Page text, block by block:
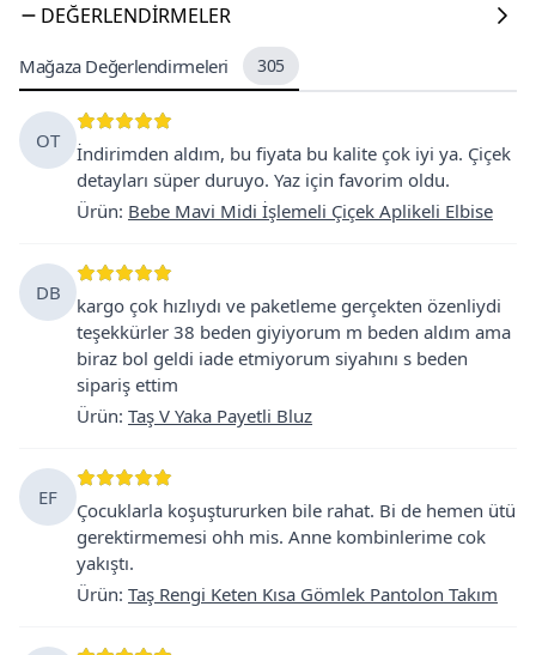
DEĞERLENDIRMELER
Mağaza Değerlendirmeleri 305
OT
İndirimden aldım, bu fiyata bu kalite çok iyi ya. Çiçek
detayları süper duruyo. Yaz için favorim oldu.
Ürün: Bebe Mavi Midi İşlemeli Çiçek Aplikeli Elbise
DB
kargo çok hızlıydı ve paketleme gerçekten özenliydi
teşekkürler 38 beden giyiyorum m beden aldım ama
biraz bol geldi iade etmiyorum siyahını s beden
sipariş ettim
Ürün: Taş V Yaka Payetli Bluz
EF
Çocuklarla koşuştururken bile rahat. Bi de hemen ütü
gerektirmemesi ohh mis. Anne kombinlerime cok
yakıştı.
Ürün: Taş Rengi Keten Kısa Gömlek Pantolon Takım